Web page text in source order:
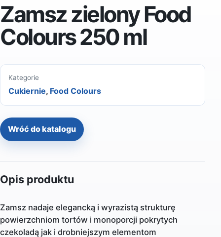
Zamsz zielony Food
Colours 250 ml
Kategorie
Cukiernie, Food Colours
Wróć do katalogu
Opis produktu
Zamsz nadaje elegancką i wyrazistą strukturę
powierzchniom tortów i monoporcji pokrytych
czekoladą jak i drobniejszym elementom